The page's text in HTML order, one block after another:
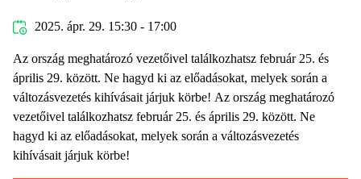
2025. ápr. 29. 15:30 - 17:00
Az ország meghatározó vezetőivel találkozhatsz február 25. és
április 29. között. Ne hagyd ki az előadásokat, melyek során a
változásvezetés kihívásait járjuk körbe! Az ország meghatározó
vezetőivel találkozhatsz február 25. és április 29. között. Ne
hagyd ki az előadásokat, melyek során a változásvezetés
kihívásait járjuk körbe!